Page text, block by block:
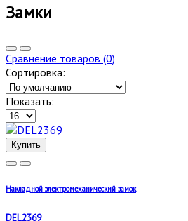
Замки
Сравнение товаров (0)
Сортировка:
Показать:
Купить
Накладной электромеханический замок
DEL2369